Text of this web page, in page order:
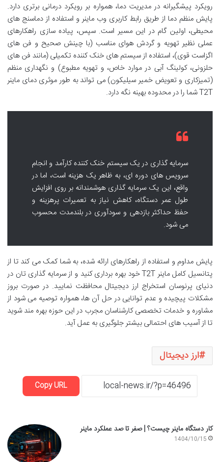
رویکرد پیشگیرانه در مدیریت دما، همواره بر رویکرد درمانی برتری دارد.
پایش منظم دما از طریق رابط کاربری وب ماینر و استفاده از دماسنج های
محیطی، اولین گام در این مسیر است. سپس، پیاده سازی راهکارهای
عملی نظیر تهویه و گردش هوای مناسب (با چینش صحیح و فن های
اگزاست قوی)، استفاده از سیستم های خنک کننده تکمیلی (مانند فن های
حلزونی، کولینگ آبی در موارد خاص، و تهویه مطبوع) و نگهداری منظم
(تمیزکاری و تعویض خمیر سیلیکون) می تواند به طور موثری دمای ماینر
T2T شما را در محدوده بهینه نگه دارد.
سرمایه گذاری در یک سیستم خنک کننده کارآمد و انجام
سرویس های دوره ای، به ظاهر یک هزینه است، اما در
واقع، این یک سرمایه گذاری هوشمندانه بر روی افزایش
طول عمر دستگاه، کاهش نیاز به تعمیرات پرهزینه و
حفظ حداکثر بازدهی و سودآوری در بلندمدت محسوب
می شود.
پایش مداوم و استفاده از راهکارهای ارائه شده، به شما کمک می کند تا از
پتانسیل کامل ماینر T2T خود بهره برداری کنید و از سرمایه گذاری تان در
دنیای پرنوسان استخراج ارز دیجیتال محافظت نمایید. در صورت بروز
مشکلات پیچیده و عدم توانایی در حل آن ها، همواره توصیه می شود از
مشاوره و خدمات تخصصی کارشناسان مجرب در این حوزه بهره مند شوید
تا از آسیب های احتمالی بیشتر جلوگیری به عمل آید.
ارز دیجیتال
Copy URL
کار دستگاه ماینر چیست؟ | صفر تا صد عملکرد ماینر
1404/10/15